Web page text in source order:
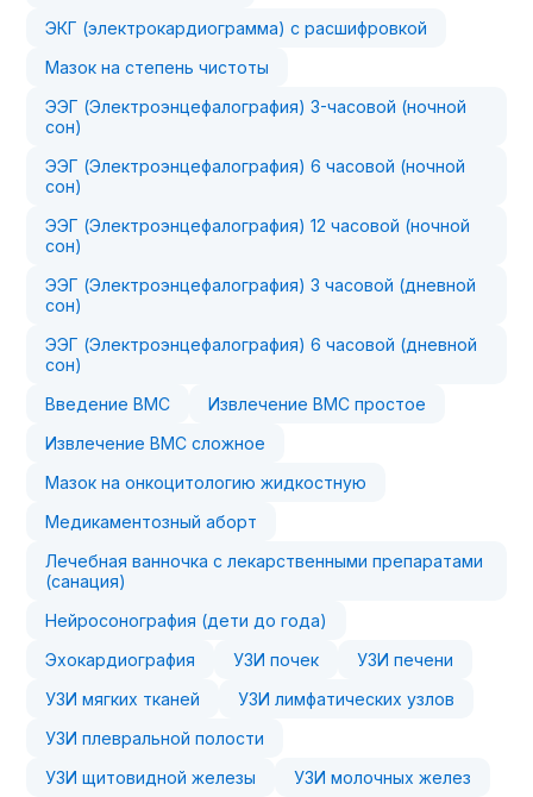
ЭКГ (электрокардиограмма) с расшифровкой
Мазок на степень чистоты
ЭЭГ (Электроэнцефалография) 3-часовой (ночной
сон)
ЭЭГ (Электроэнцефалография) 6 часовой (ночной
сон)
ЭЭГ (Электроэнцефалография) 12 часовой (ночной
сон)
ЭЭГ (Электроэнцефалография) 3 часовой (дневной
сон)
ЭЭГ (Электроэнцефалография) 6 часовой (дневной
сон)
Введение ВМС
Извлечение ВМС простое
Извлечение ВМС сложное
Мазок на онкоцитологию жидкостную
Медикаментозный аборт
Лечебная ванночка с лекарственными препаратами
(санация)
Нейросонография (дети до года)
Эхокардиография
УЗИ почек
УЗИ печени
УЗИ мягких тканей
УЗИ лимфатических узлов
УЗИ плевральной полости
УЗИ щитовидной железы
УЗИ молочных желез